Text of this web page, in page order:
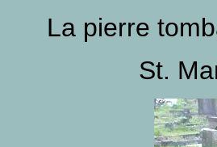
La pierre
St.